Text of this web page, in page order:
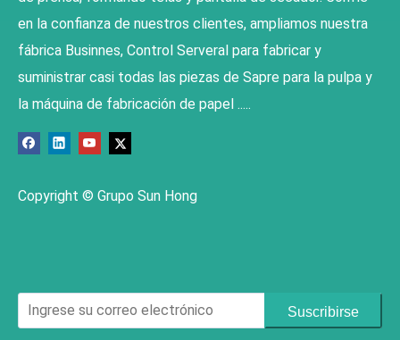
en la confianza de nuestros clientes, ampliamos nuestra
fábrica Businnes, Control Serveral para fabricar y
suministrar casi todas las piezas de Sapre para la pulpa y
la máquina de fabricación de papel .....
Copyright © Grupo Sun Hong
Suscribirse